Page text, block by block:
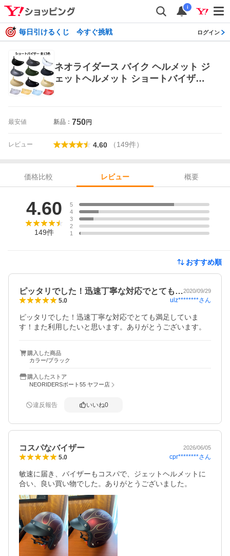
i
毎日引けるくじ 今すぐ挑戦 ログイン
ネオライダース バイク ヘルメット ジ
ェットヘルメット ショートバイザー
最安値 新品： 750円
レビュー 4.60 （149件）
価格比較 レビュー
概要
4.60
149件
5
4
3
2
1
おすすめ順
ピッタリでした！迅速丁寧な対応でとても…2020/09/29
5.0 ulz********さん
ピッタリでした！迅速丁寧な対応でとても満足していま
す！また利用したいと思います。ありがとうございます。
購入した商品
カラー/ブラック
購入したストア
NEORIDERSボート55 ヤフー店
違反報告 いいね0
コスパなバイザー 2026/06/05
5.0 cpr********さん
敏速に届き、バイザーもコスパで、ジェットヘルメットに
合い、良い買い物でした。ありがとうございました。